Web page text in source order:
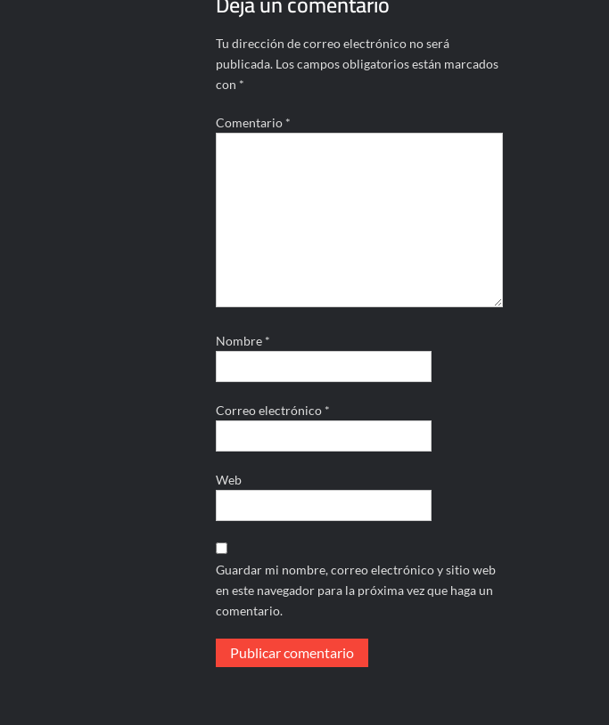
Tu dirección de correo electrónico no será
publicada. Los campos obligatorios están marcados
con *
Comentario *
Nombre *
Correo electrónico *
Web
Guardar mi nombre, correo electrónico y sitio web
en este navegador para la próxima vez que haga un
comentario.